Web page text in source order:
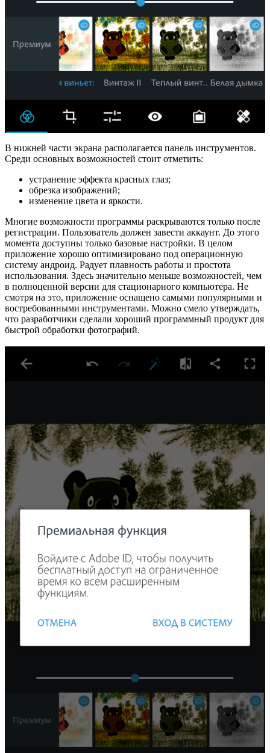
В нижней части экрана располагается панель инструментов.
Среди основных возможностей стоит отметить:
устранение эффекта красных глаз;
обрезка изображений;
изменение цвета и яркости.
Многие возможности программы раскрываются только после
регистрации. Пользователь должен завести аккаунт. До этого
момента доступны только базовые настройки. В целом
приложение хорошо оптимизировано под операционную
систему андроид. Радует плавность работы и простота
использования. Здесь значительно меньше возможностей, чем
в полноценной версии для стационарного компьютера. Не
смотря на это, приложение оснащено самыми популярными и
востребованными инструментами. Можно смело утверждать,
что разработчики сделали хороший программный продукт для
быстрой обработки фотографий.